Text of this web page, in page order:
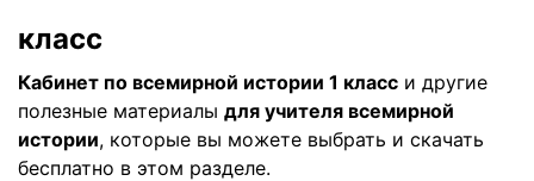
класс
Кабинет по всемирной истории 1 класс и другие
полезные материалы для учителя всемирной
истории, которые вы можете выбрать и скачать
бесплатно в этом разделе.